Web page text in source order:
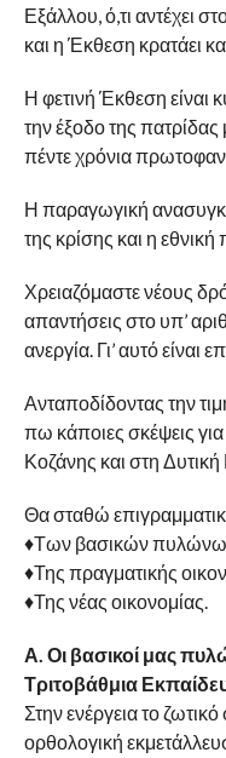
Εξάλλου, ό,τι αντέχει
και η Έκθεση κρατάει
Η φετινή Έκθεση είναι
την έξοδο της
πέντε χρόνια
Η παραγωγική
της κρίσης και η
Χρειαζόμαστε νέους
απαντήσεις στο υπ’
ανεργία. Γι’ αυτό είναι
Ανταποδίδοντας την
πω κάποιες σκέψεις
Κοζάνης και στη
Θα σταθώ
♦Των βασικών
♦Της πραγματικής
♦Της νέας οικονομίας.
Α. Οι βασικοί μας
Τριτοβάθμια
Στην ενέργεια το
ορθολογική